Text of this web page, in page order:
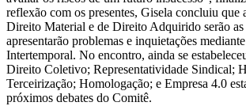
reflexão com os presentes, Gisela concluiu que
Direito Material e de Direito Adquirido serão as
apresentarão problemas e inquietações
Intertemporal. No encontro, ainda se
Direito Coletivo; Representatividade Sindical;
Terceirização; Homologação; e Empresa 4.0
próximos debates do Comitê.